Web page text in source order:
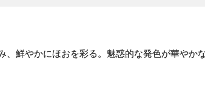
鮮やかにほおを彩る。魅惑的な発色が華やか